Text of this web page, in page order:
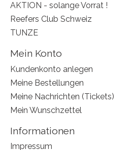
AKTION - solange Vorrat !
Reefers Club Schweiz
TUNZE
Mein Konto
Kundenkonto anlegen
Meine Bestellungen
Meine Nachrichten (Tickets)
Mein Wunschzettel
Informationen
Impressum